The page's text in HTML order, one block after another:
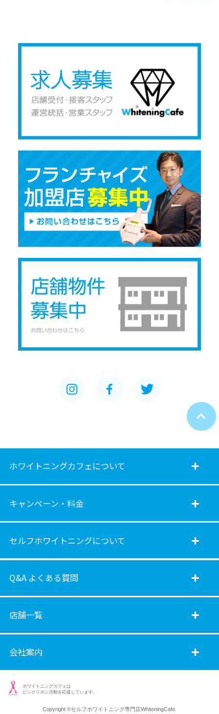
ホワイトニングカフェについて
キャンペーン・料金
セルフホワイトニングについて
Q&A よくある質問
店舗一覧
会社案内
ホワイトニングカフェは
ピンクリボン活動を応援しています。
Copyright ©セルフホワイトニング専門店WhiteningCafe.